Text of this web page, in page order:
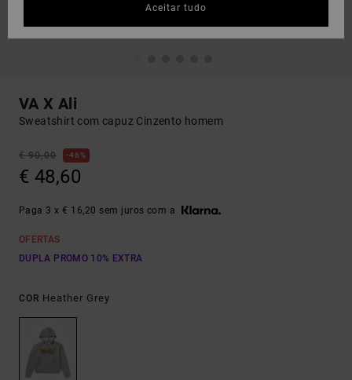
VA X Ali
Sweatshirt com capuz Cinzento homem
€ 90,00 46%
€ 48,60
Paga 3 x € 16,20 sem juros com a
OFERTAS
DUPLA PROMO 10% EXTRA
COR Heather Grey
Aceitar tudo